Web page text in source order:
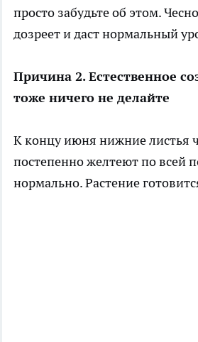
просто забудьте об этом.
дозреет и даст нормальный
Причина 2. Естественное
тоже ничего не делайте
К концу июня нижние листья
постепенно желтеют по всей
нормально. Растение